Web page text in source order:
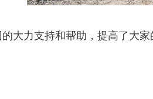
大力支持和帮助，提高了大